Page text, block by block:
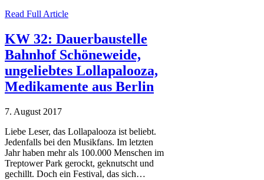
Read Full Article
KW 32: Dauerbaustelle
Bahnhof Schöneweide,
ungeliebtes Lollapalooza,
Medikamente aus Berlin
7. August 2017
Liebe Leser, das Lollapalooza ist beliebt.
Jedenfalls bei den Musikfans. Im letzten
Jahr haben mehr als 100.000 Menschen im
Treptower Park gerockt, geknutscht und
gechillt. Doch ein Festival, das sich…